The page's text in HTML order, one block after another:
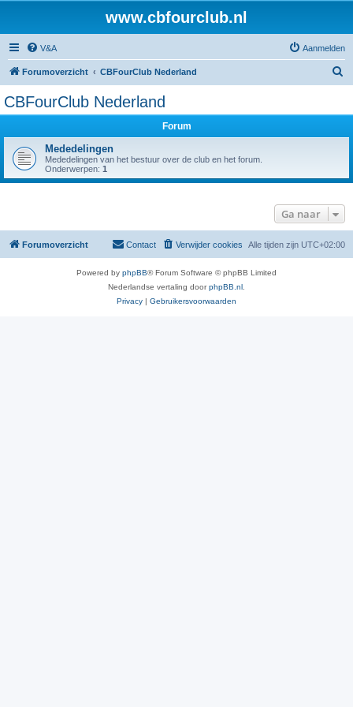
www.cbfourclub.nl
V&A Aanmelden
Forumoverzicht CBFourClub Nederland
CBFourClub Nederland
Forum
Mededelingen
Mededelingen van het bestuur over de club en het forum.
Onderwerpen: 1
Ga naar
Forumoverzicht Alle tijden zijn UTC+02:00
Verwijder cookies
Contact
Powered by phpBB® Forum Software © phpBB Limited
Nederlandse vertaling doorphpBB.nl
Privacy | Gebruikersvoorwaarden